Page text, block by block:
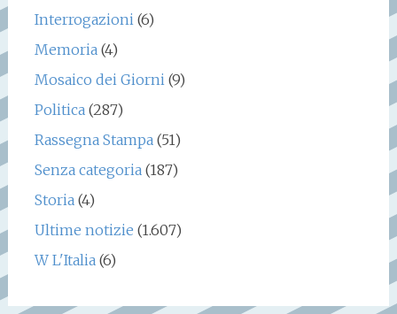
Interrogazioni(6)
Memoria(4)
Mosaico dei Giorni(9)
Politica(287)
Rassegna Stampa(51)
Senza categoria(187)
Storia(4)
Ultime notizie (1.607)
W L'Italia(6)